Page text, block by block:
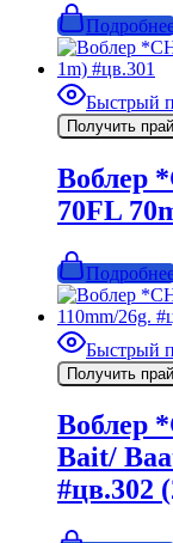
Быстрый
Получить
Воблер
70FL
Быстрый
Получить
Воблер
Bait/
#цв.302